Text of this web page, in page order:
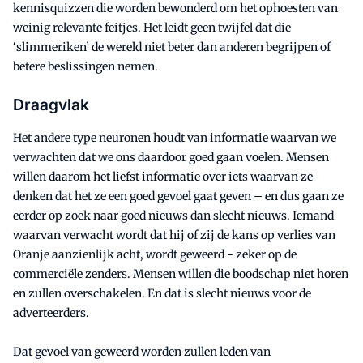
kennisquizzen die worden bewonderd om het ophoesten van
weinig relevante feitjes. Het leidt geen twijfel dat die
‘slimmeriken’ de wereld niet beter dan anderen begrijpen of
betere beslissingen nemen.
Draagvlak
Het andere type neuronen houdt van informatie waarvan we
verwachten dat we ons daardoor goed gaan voelen. Mensen
willen daarom het liefst informatie over iets waarvan ze
denken dat het ze een goed gevoel gaat geven – en dus gaan ze
eerder op zoek naar goed nieuws dan slecht nieuws. Iemand
waarvan verwacht wordt dat hij of zij de kans op verlies van
Oranje aanzienlijk acht, wordt geweerd - zeker op de
commerciële zenders. Mensen willen die boodschap niet horen
en zullen overschakelen. En dat is slecht nieuws voor de
adverteerders.
Dat gevoel van geweerd worden zullen leden van